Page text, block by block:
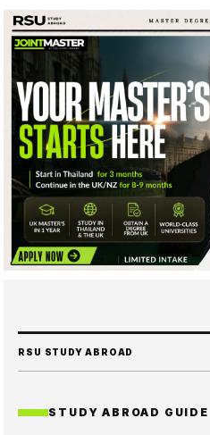
RSU STUDY ABROAD
STUDY ABROAD GUIDE